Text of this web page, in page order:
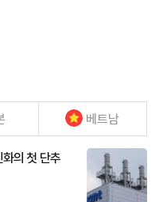
베트남
의 첫 단추